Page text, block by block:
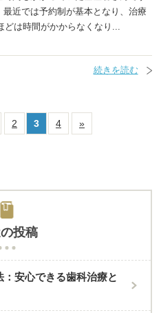
最近では予約制が基本となり、治療
どは時間がかからなくなり...
続きを読む
2 3 4 »
投稿
：安心できる歯科治療と